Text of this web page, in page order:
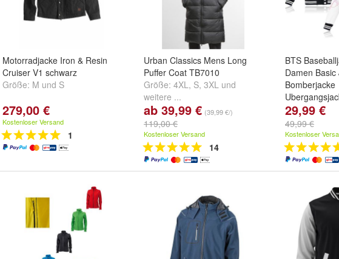
Motorradjacke Iron & Resin
Cruiser V1 schwarz
Größe: M und S
279,00 €
Kostenloser Versand
1
Urban Classics Mens Long
Puffer Coat TB7010
Größe: 4XL, S, 3XL und
weitere ...
ab 39,99 € (39,99 €/)
119,00 €
Kostenloser Versand
14
BTS
Damen Basic
Bomberjacke
Farbe:
02,Schwarz 03
29,99 €
49,99 €
Kostenloser